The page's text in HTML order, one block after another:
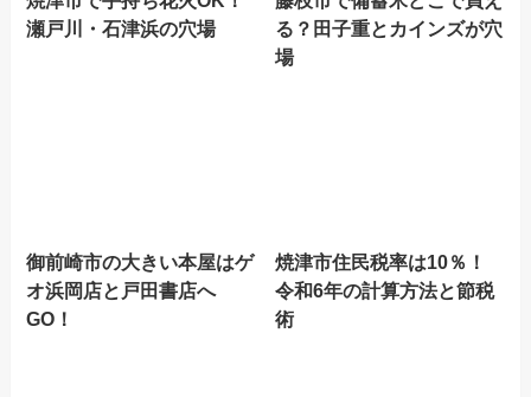
瀬戸川・石津浜の穴場
る？田子重とカインズが穴
場
御前崎市の大きい本屋はゲ
オ浜岡店と戸田書店へ
GO！
焼津市住民税率は10％！
令和6年の計算方法と節税
術